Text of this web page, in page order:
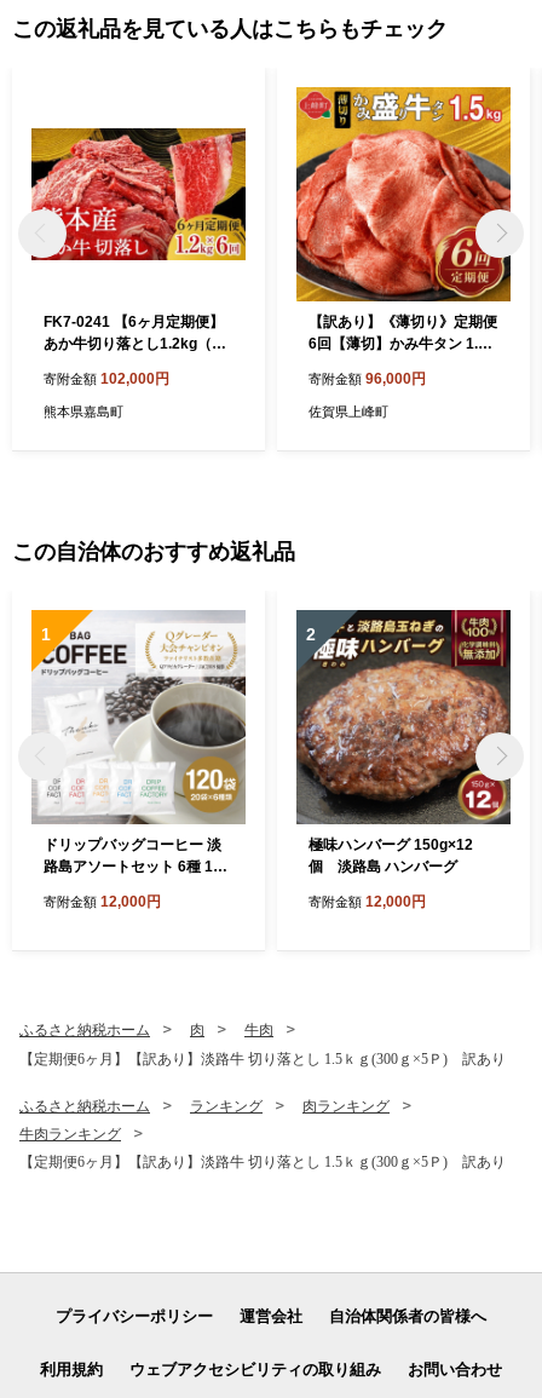
この返礼品を見ている人はこちらもチェック
FK7-0241 【6ヶ月定期便】
あか牛切り落とし1.2kg（30
寄附金額 102,000円
熊本県嘉島町
【訳あり】《薄切り》定期便
6回【薄切】かみ牛タン 1.5k
寄附金額 96,000円
佐賀県上峰町
この自治体のおすすめ返礼品
1
ドリップバッグコーヒー 淡
路島アソートセット 6種 120
寄附金額 12,000円
2
極味ハンバーグ 150g×12
個 淡路島 ハンバーグ
寄附金額 12,000円
ふるさと納税ホーム 肉
牛肉
【定期便6ヶ月】【訳あり】淡路牛 切り落とし 1.5ｋｇ(300ｇ×5Ｐ) 訳あり
ふるさと納税ホーム ランキング
肉ランキング
牛肉ランキング
【定期便6ヶ月】【訳あり】淡路牛 切り落とし 1.5ｋｇ(300ｇ×5Ｐ) 訳あり
プライバシーポリシー 運営会社 自治体関係者の皆様へ
利用規約 ウェブアクセシビリティの取り組み お問い合わせ